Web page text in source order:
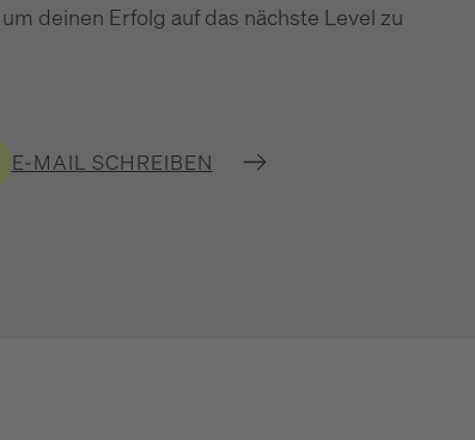
deinen Erfolg auf das nächste Level zu
E-MAIL SCHREIBEN